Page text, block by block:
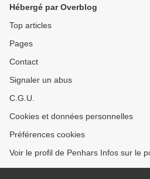
Hébergé par Overblog
Top articles
Pages
Contact
Signaler un abus
C.G.U.
Cookies et données personnelles
Préférences cookies
Voir le profil de Penhars Infos sur le